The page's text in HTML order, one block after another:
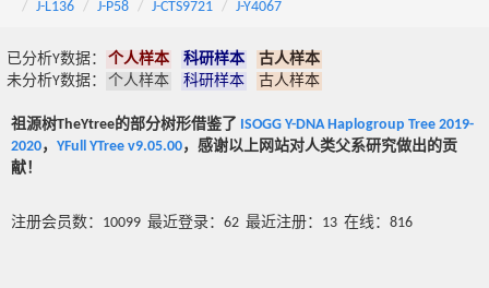
J-L136
J-P58 J-CTS9721 J-Y4067
已分析Y数据： 个人样本 科研样本
古人样本
未分析Y数据：
个人样本 科研样本 古人样本
祖源树TheYtree的部分树形借鉴了 ISOGG Y-DNA Haplogroup Tree 2019-
2020， YFull YTree v9.05.00，感谢以上网站对人类父系研究做出的贡
献！
注册会员数：10099 最近登录：62 最近注册：13 在线：816